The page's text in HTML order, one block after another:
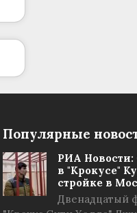
Популярные
РИА Новости:
в "Крокусе"
стройке в
Двенадцатый